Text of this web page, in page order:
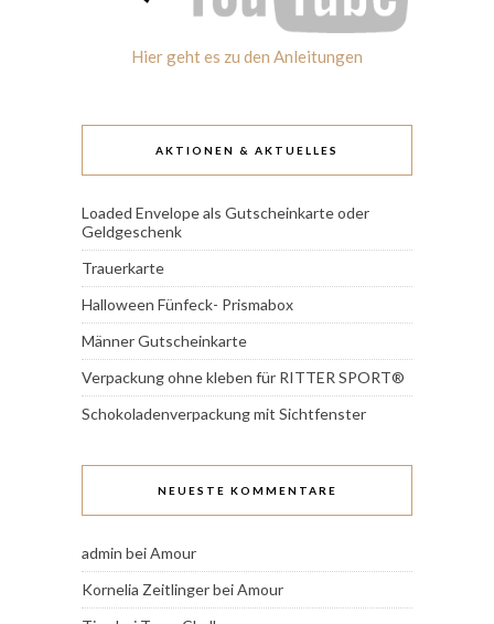
Hier geht es zu den Anleitungen
AKTIONEN & AKTUELLES
Loaded Envelope als Gutscheinkarte oder
Geldgeschenk
Trauerkarte
Halloween Fünfeck- Prismabox
Männer Gutscheinkarte
Verpackung ohne kleben für RITTER SPORT®
Schokoladenverpackung mit Sichtfenster
NEUESTE KOMMENTARE
admin beiAmour
Kornelia ZeitlingerbeiAmour